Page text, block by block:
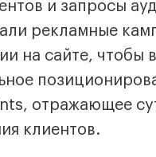
и запросы
рекламные
на сайте, чтобы
отражающее
клиентов.